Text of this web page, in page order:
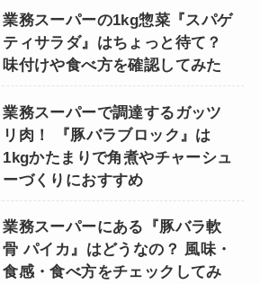
業務スーパーの1kg惣菜『スパゲ
ティサラダ』はちょっと待て？
味付けや食べ方を確認してみた
業務スーパーで調達するガッツ
リ肉！ 『豚バラブロック』は
1kgかたまりで角煮やチャーシュ
ーづくりにおすすめ
業務スーパーにある『豚バラ軟
骨 パイカ』はどうなの？ 風味・
食感・食べ方をチェックしてみ